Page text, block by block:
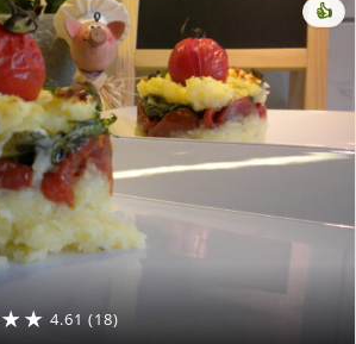
4.61 (18)
👍